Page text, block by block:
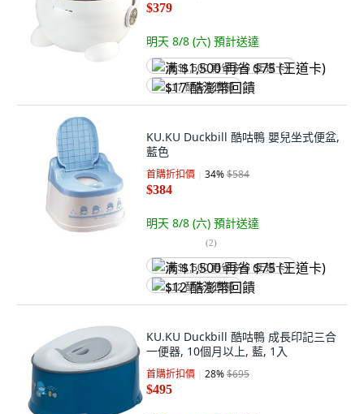
$379
明天 8/8 (六) 預計送達
满 $1,500 再省 $75 (王道卡)
$17 酷澎幣回饋
KU.KU Duckbill 酷咕鴨 嬰兒坐式便盆,
藍色
首購折扣價 34%$584
$384
明天 8/8 (六) 預計送達
(2)
满 $1,500 再省 $75 (王道卡)
$12 酷澎幣回饋
KU.KU Duckbill 酷咕鴨 成長印記三合
一便器, 10個月以上, 藍, 1入
首購折扣價 28%$695
$495